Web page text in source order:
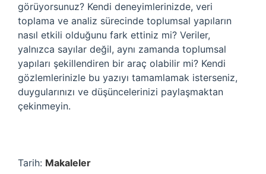
görüyorsunuz? Kendi deneyimlerinizde, veri
toplama ve analiz sürecinde toplumsal yapıların
nasıl etkili olduğunu fark ettiniz mi? Veriler,
yalnızca sayılar değil, aynı zamanda toplumsal
yapıları şekillendiren bir araç olabilir mi? Kendi
gözlemlerinizle bu yazıyı tamamlamak isterseniz,
duygularınızı ve düşüncelerinizi paylaşmaktan
çekinmeyin.
Tarih: Makaleler